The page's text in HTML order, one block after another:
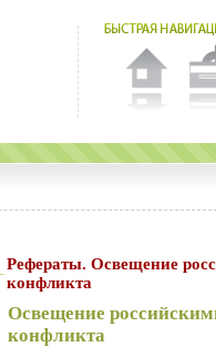
Рефераты. Освещение российскими СМИ ливано-израильского
конфликта
Освещение
конфликта